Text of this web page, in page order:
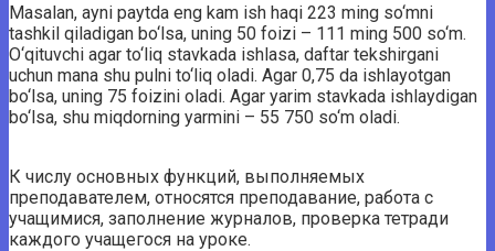
Masalan, ayni paytda eng kam ish haqi 223 ming so‘mni
tashkil qiladigan bo‘lsa, uning 50 foizi – 111 ming 500 so‘m.
O‘qituvchi agar to‘liq stavkada ishlasa, daftar tekshirgani
uchun mana shu pulni to‘liq oladi. Agar 0,75 da ishlayotgan
bo‘lsa, uning 75 foizini oladi. Agar yarim stavkada ishlaydigan
bo‘lsa, shu miqdorning yarmini – 55 750 so‘m oladi.
К числу основных функций, выполняемых
преподавателем, относятся преподавание, работа с
учащимися, заполнение журналов, проверка тетради
каждого учащегося на уроке.